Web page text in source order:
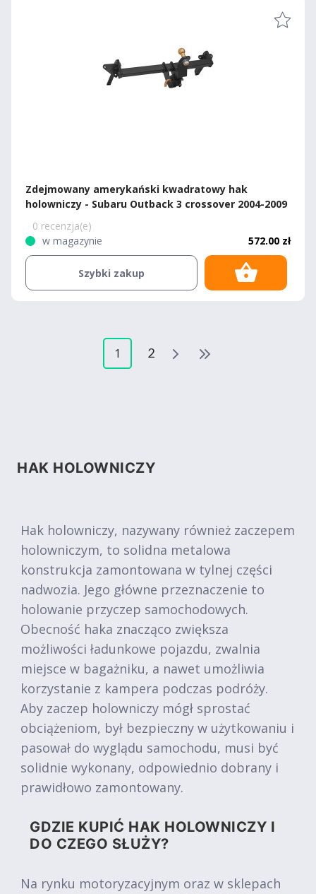
Zdejmowany amerykański kwadratowy hak
holowniczy - Subaru Outback 3 crossover 2004-2009
0 recenzja(e)
w magazynie
572.00 zł
Szybki zakup
1 2
HAK HOLOWNICZY
Hak holowniczy, nazywany również zaczepem
holowniczym, to solidna metalowa
konstrukcja zamontowana w tylnej części
nadwozia. Jego główne przeznaczenie to
holowanie przyczep samochodowych.
Obecność haka znacząco zwiększa
możliwości ładunkowe pojazdu, zwalnia
miejsce w bagażniku, a nawet umożliwia
korzystanie z kampera podczas podróży.
Aby zaczep holowniczy mógł sprostać
obciążeniom, był bezpieczny w użytkowaniu i
pasował do wyglądu samochodu, musi być
solidnie wykonany, odpowiednio dobrany i
prawidłowo zamontowany.
GDZIE KUPIĆ HAK HOLOWNICZY I
DO CZEGO SŁUŻY?
Na rynku motoryzacyjnym oraz w sklepach